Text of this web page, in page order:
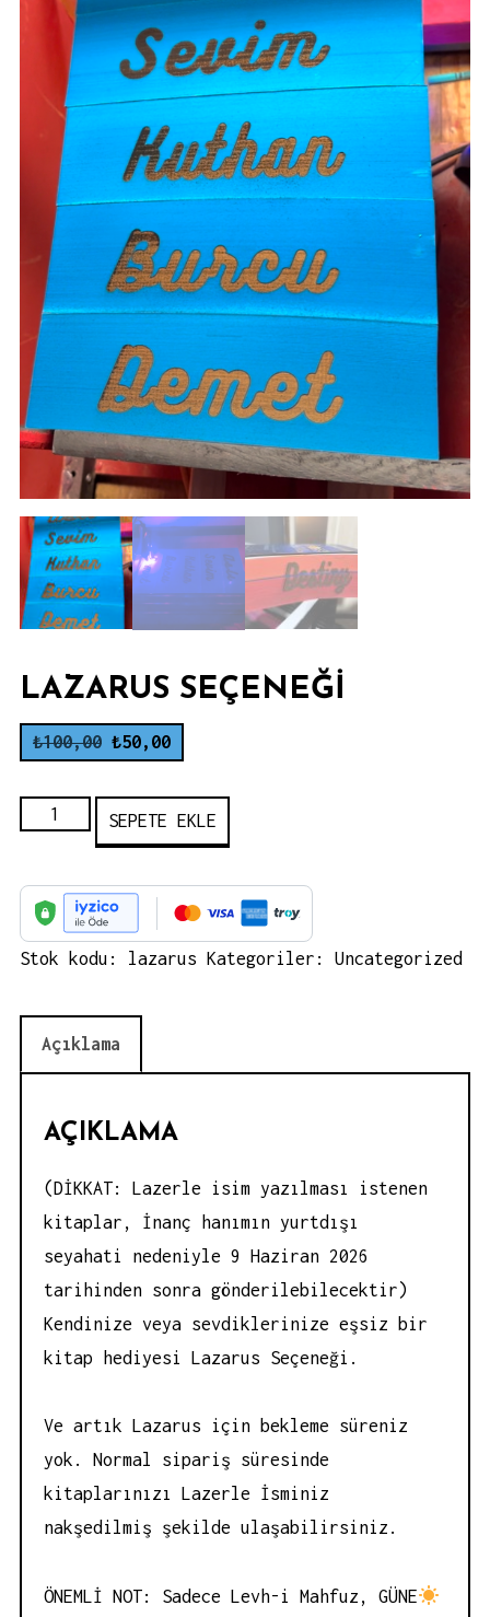
LAZARUS SEÇENEĞI
₺100,00 Orijinal
₺50,00Şu
₺50,00.
Lazarus
Seçeneği
SEPETE EKLE
Stok kodu: lazarus Kategoriler: Uncategorized
Açıklama
AÇIKLAMA
(DİKKAT: Lazerle isim yazılması istenen
kitaplar, İnanç hanımın yurtdışı
seyahati nedeniyle 9 Haziran 2026
tarihinden sonra gönderilebilecektir)
Kendinize veya sevdiklerinize eşsiz bir
kitap hediyesi Lazarus Seçeneği.
Ve artık Lazarus için bekleme süreniz
yok. Normal sipariş süresinde
kitaplarınızı Lazerle İsminiz
nakşedilmiş şekilde ulaşabilirsiniz.
ÖNEMLİ NOT: Sadece Levh-i Mahfuz, GÜNE